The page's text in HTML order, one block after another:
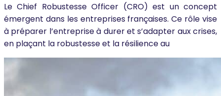
Le Chief Robustesse Officer (CRO) est un concept
émergent dans les entreprises françaises. Ce rôle vise
à préparer l’entreprise à durer et s’adapter aux crises,
en plaçant la robustesse et la résilience au